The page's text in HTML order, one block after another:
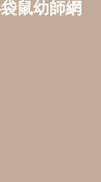
鼠幼師網